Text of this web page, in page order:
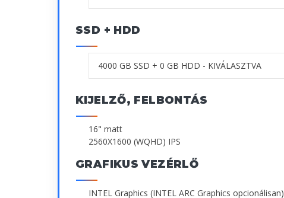
SSD + HDD
KIJELZŐ, FELBONTÁS
16" matt
2560X1600 (WQHD) IPS
GRAFIKUS VEZÉRLŐ
INTEL Graphics (INTEL ARC Graphics opcionálisan)